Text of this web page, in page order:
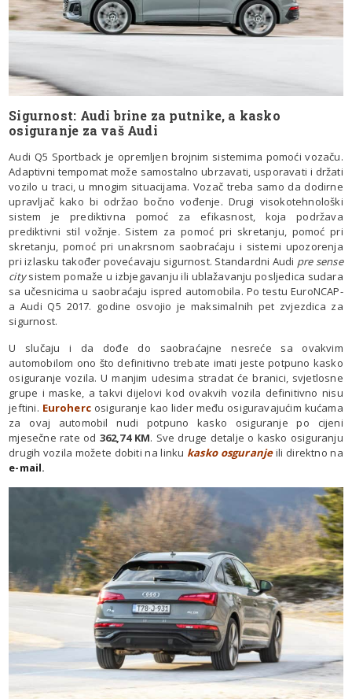
Sigurnost: Audi brine za putnike, a kasko
osiguranje za vaš Audi
Audi Q5 Sportback je opremljen brojnim sistemima pomoći vozaču.
Adaptivni tempomat može samostalno ubrzavati, usporavati i držati
vozilo u traci, u mnogim situacijama. Vozač treba samo da dodirne
upravljač kako bi održao bočno vođenje. Drugi visokotehnološki
sistem je prediktivna pomoć za efikasnost, koja podržava
prediktivni stil vožnje. Sistem za pomoć pri skretanju, pomoć pri
skretanju, pomoć pri unakrsnom saobraćaju i sistemi upozorenja
pri izlasku također povećavaju sigurnost. Standardni Audi pre sense
citysistem pomaže u izbjegavanju ili ublažavanju posljedica sudara
sa učesnicima u saobraćaju ispred automobila. Po testu EuroNCAP-
a Audi Q5 2017. godine osvojio je maksimalnih pet zvjezdica za
sigurnost.
U slučaju i da dođe do saobraćajne nesreće sa ovakvim
automobilom ono što definitivno trebate imati jeste potpuno kasko
osiguranje vozila. U manjim udesima stradat će branici, svjetlosne
grupe i maske, a takvi dijelovi kod ovakvih vozila definitivno nisu
jeftini. Euroherc osiguranje kao lider među osiguravajućim kućama
za ovaj automobil nudi potpuno kasko osiguranje po cijeni
mjesečne rate od 362,74 KM. Sve druge detalje o kasko osiguranju
drugih vozila možete dobiti na linku kasko osguranjeili direktno na
e-mail.